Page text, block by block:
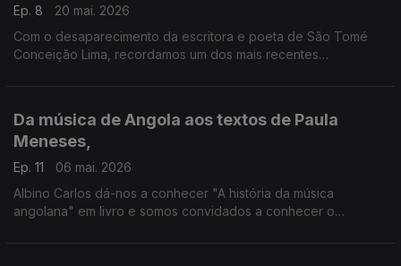
Ep. 8
20 mai. 2026
Com o desaparecimento da escritora e poeta de São Tomé
Conceição Lima, recordamos um dos mais recentes
Da música de Angola aos textos de Paula
Meneses,
Ep. 11
06 mai. 2026
Albino Carlos dá-nos a conhecer "A história da música
angolana" em livro e somos convidados a conhecer o